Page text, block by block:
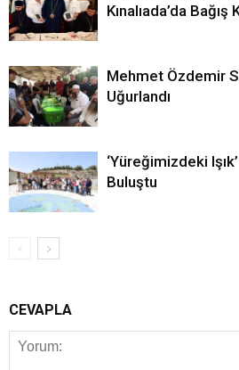
Kınalıada’da Bağış
Mehmet Özdemir
Uğurlandı
‘Yüreğimizdeki
Buluştu
CEVAPLA